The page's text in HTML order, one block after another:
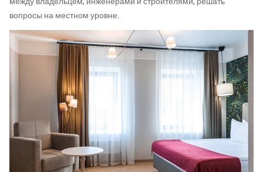
вопросы на местном уровне.